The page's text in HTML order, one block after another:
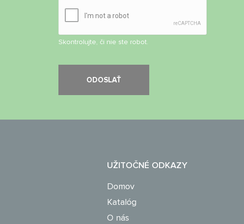
Skontrolujte, či nie ste robot.
UŽITOČNÉ ODKAZY
Domov
Katalóg
O nás